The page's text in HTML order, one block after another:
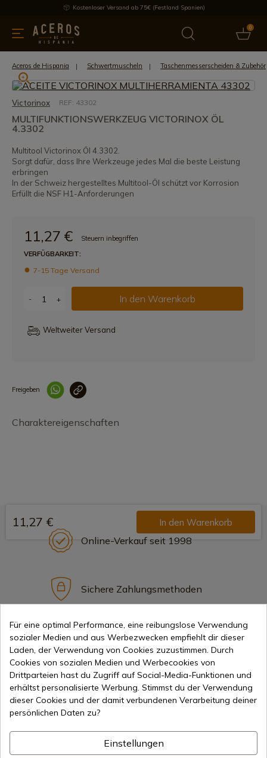
Kostenloser Versand ab 75€ (Festland Spanien)
0
Bietet Aktuelles Bestseller
Aceros de Hispania Schwertmuscheln Taschenmesserscheiden & Zubehör
Victorinox REF: 43302
MULTIFUNKTIONSWERKZEUG VICTORINOX ÖL
4.3302
Multitool Victorinox Öl 4.3302.
Sorgt dafür, dass Ihre Werkzeuge jedes Mal die beste Leistung
erbringen
In der Schweiz hergestelltes Multitool-Öl schützt vor Korrosion
Erfüllt die NSF H1-Anforderungen
11,27 €
Steuern inbegriffen
VERFÜGBARKEIT:
7-15 Tage Versand
- + In den Warenkorb
Weltweiter Versand
Freigeben
Charaktereigenschaften
11,27 € In den Warenkorb
Online-Verkauf seit 1998
Sichere Zahlungsmethoden
Internationaler Versand
Information
info@aceros-de-hispania.com
Für eine optimal Performance, eine reibungslose Verwendung
sozialer Medien und aus Werbezwecken empfiehlt dir dieser
Laden, der Verwendung von Cookies zuzustimmen. Durch
Cookies von sozialen Medien und Werbecookies von
Drittparteien hast du Zugriff auf Social-Media-Funktionen und
erhältst personalisierte Werbung. Stimmst du der Verwendung
dieser Cookies und der damit verbundenen Verarbeitung deiner
persönlichen Daten zu?
Einstellungen